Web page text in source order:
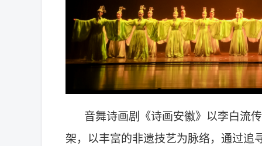
音舞诗画剧《诗画安徽》以李白流
架，以丰富的非遗技艺为脉络，通过追